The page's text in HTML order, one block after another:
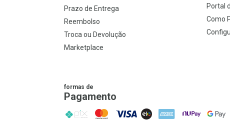
Prazo de Entrega
Reembolso
Troca ou Devolução
Marketplace
Portal
Como
formas de
Pagamento
PIX MasterCard
VISA ELO AMEX NuPay